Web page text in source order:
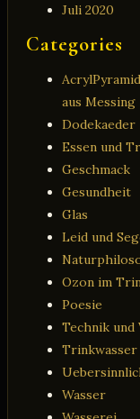
Juli 2020
Categories
aus Messing
Dodekaeder
Essen und
Geschmack
Gesundheit
Glas
Leid und
Ozon im
Poesie
Technik und
Trinkwasser
Wasser